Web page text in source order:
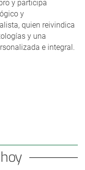
y participa
y
quien reivindica
y una
e integral.